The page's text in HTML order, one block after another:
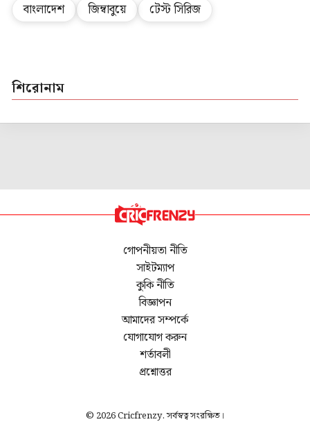
বাংলাদেশ জিম্বাবুয়ে টেস্ট সিরিজ
শিরোনাম
গোপনীয়তা নীতি
সাইটম্যাপ
কুকি নীতি
বিজ্ঞাপন
আমাদের সম্পর্কে
যোগাযোগ করুন
শর্তাবলী
প্রশ্নোত্তর
© 2026 Cricfrenzy. সর্বস্বত্ব সংরক্ষিত।